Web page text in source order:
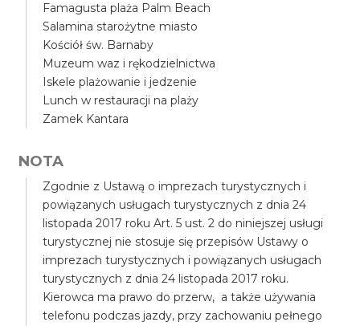
Famagusta plaża Palm Beach
Salamina starożytne miasto
Kościół św. Barnaby
Muzeum waz i rękodzielnictwa
Iskele plażowanie i jedzenie
Lunch w restauracji na plaży
Zamek Kantara
NOTA
Zgodnie z Ustawą o imprezach turystycznych i
powiązanych usługach turystycznych z dnia 24
listopada 2017 roku Art. 5 ust. 2 do niniejszej usługi
turystycznej nie stosuje się przepisów Ustawy o
imprezach turystycznych i powiązanych usługach
turystycznych z dnia 24 listopada 2017 roku.
Kierowca ma prawo do przerw, a także używania
telefonu podczas jazdy, przy zachowaniu pełnego